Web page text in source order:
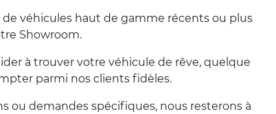
véhicules haut de gamme récents ou plus
Showroom.
à trouver votre véhicule de rêve, quelque
parmi nos clients fidèles.
ou demandes spécifiques, nous resterons à